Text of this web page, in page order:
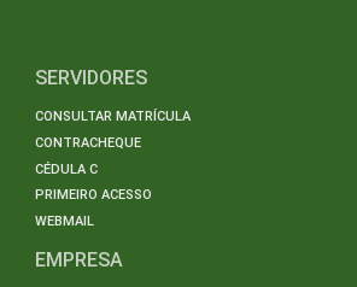
SERVIDORES
CONSULTAR MATRÍCULA
CONTRACHEQUE
CÉDULA C
PRIMEIRO ACESSO
WEBMAIL
EMPRESA